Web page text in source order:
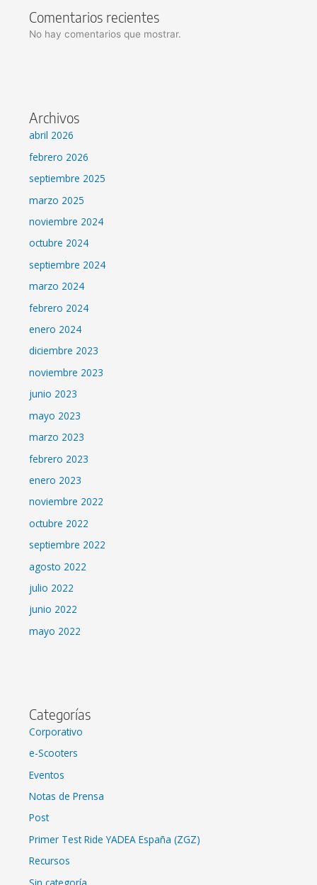
Comentarios recientes
No hay comentarios que mostrar.
Archivos
abril 2026
febrero 2026
septiembre 2025
marzo 2025
noviembre 2024
octubre 2024
septiembre 2024
marzo 2024
febrero 2024
enero 2024
diciembre 2023
noviembre 2023
junio 2023
mayo 2023
marzo 2023
febrero 2023
enero 2023
noviembre 2022
octubre 2022
septiembre 2022
agosto 2022
julio 2022
junio 2022
mayo 2022
Categorías
Corporativo
e-Scooters
Eventos
Notas de Prensa
Post
Primer Test Ride YADEA España (ZGZ)
Recursos
Sin categoría